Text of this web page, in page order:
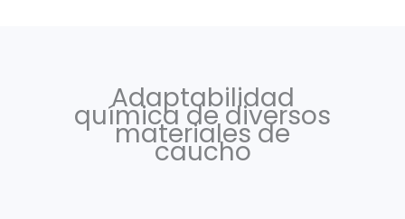
Adaptabilidad
química de diversos
materiales de
caucho